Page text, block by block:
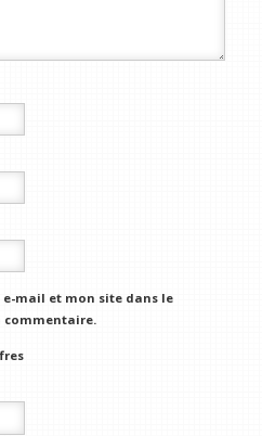
mail et mon site dans le
commentaire.